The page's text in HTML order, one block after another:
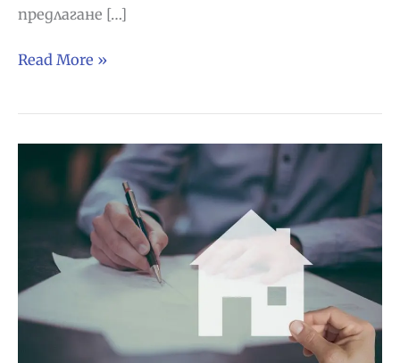
предлагане […]
Годишна
(Испания):
важните
промени!
Read More »